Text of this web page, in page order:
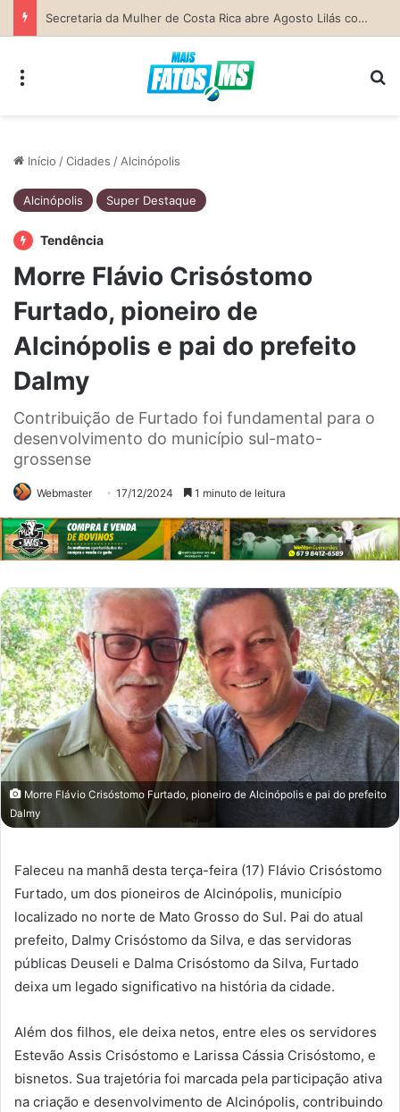
Secretaria da Mulher de Costa Rica abre Agosto Lilás com palestra sobre ciclo da violência e defesa pessoal
Início /Cidades / Alcinópolis
Alcinópolis Super Destaque
Tendência
Morre Flávio Crisóstomo
Furtado, pioneiro de
Alcinópolis e pai do prefeito
Dalmy
Contribuição de Furtado foi fundamental para o
desenvolvimento do município sul-mato-
grossense
Webmaster 17/12/2024 1 minuto de leitura
Morre Flávio Crisóstomo Furtado, pioneiro de Alcinópolis e pai do prefeito
Dalmy
Faleceu na manhã desta terça-feira (17) Flávio Crisóstomo
Furtado, um dos pioneiros de Alcinópolis, município
localizado no norte de Mato Grosso do Sul. Pai do atual
prefeito, Dalmy Crisóstomo da Silva, e das servidoras
públicas Deuseli e Dalma Crisóstomo da Silva, Furtado
deixa um legado significativo na história da cidade.
Além dos filhos, ele deixa netos, entre eles os servidores
Estevão Assis Crisóstomo e Larissa Cássia Crisóstomo, e
bisnetos. Sua trajetória foi marcada pela participação ativa
na criação e desenvolvimento de Alcinópolis, contribuindo